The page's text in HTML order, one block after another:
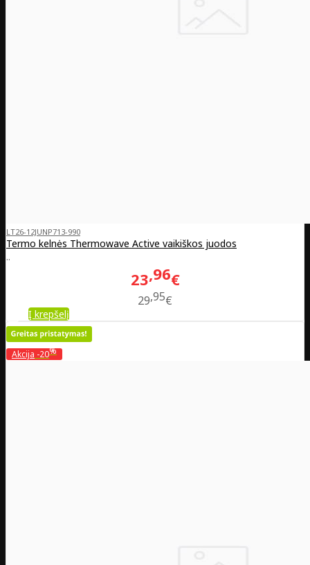
LT26-12JUNP713-990
Termo kelnės Thermowave Active vaikiškos juodos
..
23 96€
29 95€
Į krepšelį
Akcija -20%